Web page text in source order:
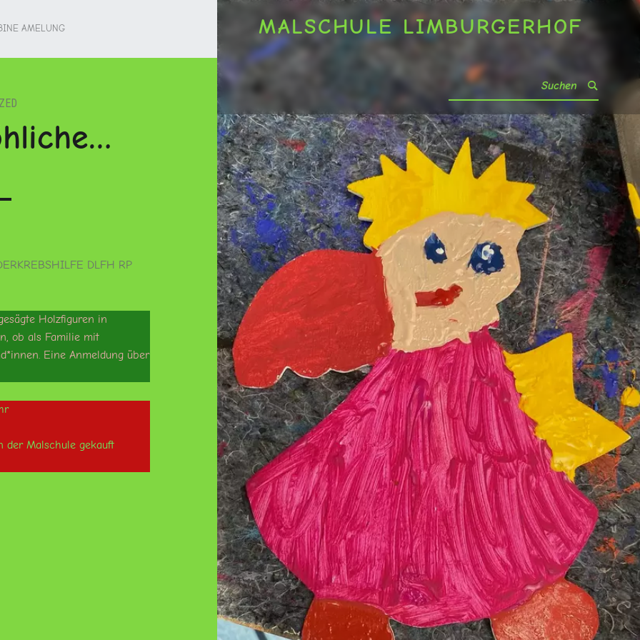
MALSCHULE LIMBURGERHOF
für Kinder und Jugendliche
DLFH RP
Holzfiguren in
ob als Familie mit
Eine Anmeldung über
der Malschule gekauft
AMELUNG